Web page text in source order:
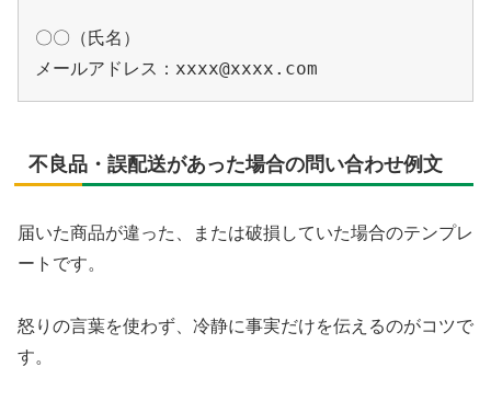
〇〇（氏名）
不良品・誤配送があった場合の問い合わせ例文
届いた商品が違った、または破損していた場合のテンプレ
ートです。
怒りの言葉を使わず、冷静に事実だけを伝えるのがコツで
す。